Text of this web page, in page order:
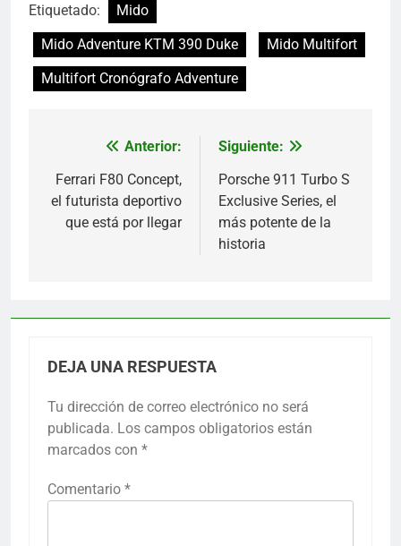
Etiquetado:
Mido
Mido Adventure KTM 390 Duke
Mido Multifort
Multifort Cronógrafo Adventure
Navegación
de
entradas
Anterior:
Ferrari F80 Concept,
el futurista deportivo
que está por llegar
Siguiente:
Porsche 911 Turbo S
Exclusive Series, el
más potente de la
historia
DEJA UNA RESPUESTA
Tu dirección de correo electrónico no será
publicada. Los campos obligatorios están
marcados con *
Comentario *